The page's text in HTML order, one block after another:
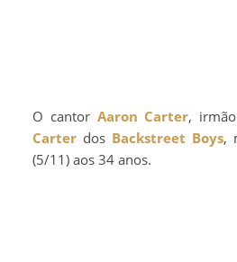
O cantor Aaron Carter,
Carter dos Backstreet Boys,
(5/11) aos 34 anos.